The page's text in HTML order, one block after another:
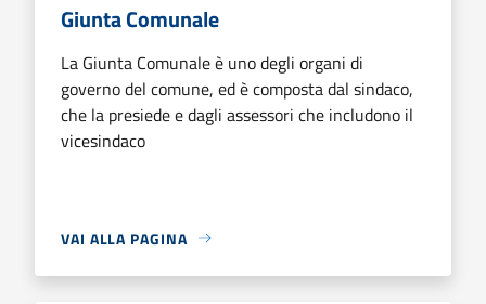
Giunta Comunale
La Giunta Comunale è uno degli organi di
governo del comune, ed è composta dal sindaco,
che la presiede e dagli assessori che includono il
vicesindaco
VAI ALLA PAGINA